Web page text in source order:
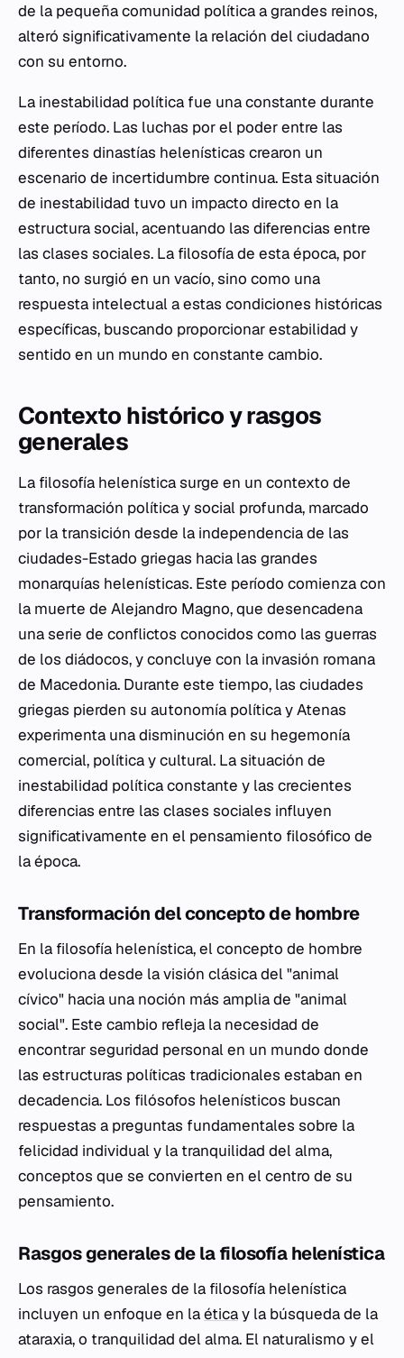
de la pequeña comunidad política a grandes reinos,
alteró significativamente la relación del ciudadano
con su entorno.
La inestabilidad política fue una constante durante
este período. Las luchas por el poder entre las
diferentes dinastías helenísticas crearon un
escenario de incertidumbre continua. Esta situación
de inestabilidad tuvo un impacto directo en la
estructura social, acentuando las diferencias entre
las clases sociales. La filosofía de esta época, por
tanto, no surgió en un vacío, sino como una
respuesta intelectual a estas condiciones históricas
específicas, buscando proporcionar estabilidad y
sentido en un mundo en constante cambio.
Contexto histórico y rasgos
generales
La filosofía helenística surge en un contexto de
transformación política y social profunda, marcado
por la transición desde la independencia de las
ciudades-Estado griegas hacia las grandes
monarquías helenísticas. Este período comienza con
la muerte de Alejandro Magno, que desencadena
una serie de conflictos conocidos como las guerras
de los diádocos, y concluye con la invasión romana
de Macedonia. Durante este tiempo, las ciudades
griegas pierden su autonomía política y Atenas
experimenta una disminución en su hegemonía
comercial, política y cultural. La situación de
inestabilidad política constante y las crecientes
diferencias entre las clases sociales influyen
significativamente en el pensamiento filosófico de
la época.
Transformación del concepto de hombre
En la filosofía helenística, el concepto de hombre
evoluciona desde la visión clásica del "animal
cívico" hacia una noción más amplia de "animal
social". Este cambio refleja la necesidad de
encontrar seguridad personal en un mundo donde
las estructuras políticas tradicionales estaban en
decadencia. Los filósofos helenísticos buscan
respuestas a preguntas fundamentales sobre la
felicidad individual y la tranquilidad del alma,
conceptos que se convierten en el centro de su
pensamiento.
Rasgos generales de la filosofía helenística
Los rasgos generales de la filosofía helenística
incluyen un enfoque en laéticay la búsqueda de la
ataraxia, o tranquilidad del alma. El naturalismo y el